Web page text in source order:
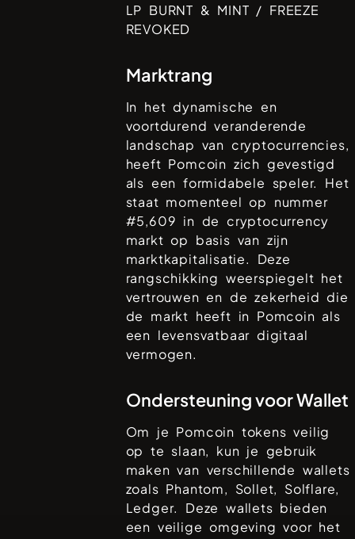
LP BURNT & MINT / FREEZE
REVOKED
Marktrang
In het dynamische en
voortdurend veranderende
landschap van cryptocurrencies,
heeft Pomcoin zich gevestigd
als een formidabele speler. Het
staat momenteel op nummer
#5,609 in de cryptocurrency
markt op basis van zijn
marktkapitalisatie. Deze
rangschikking weerspiegelt het
vertrouwen en de zekerheid die
de markt heeft in Pomcoin als
een levensvatbaar digitaal
vermogen.
Ondersteuning voor Wallet
Om je Pomcoin tokens veilig
op te slaan, kun je gebruik
maken van verschillende wallets
zoals Phantom, Sollet, Solflare,
Ledger. Deze wallets bieden
een veilige omgeving voor het